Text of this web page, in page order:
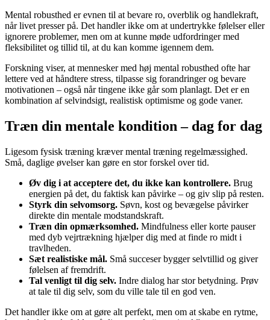
Mental robusthed er evnen til at bevare ro, overblik og handlekraft,
når livet presser på. Det handler ikke om at undertrykke følelser eller
ignorere problemer, men om at kunne møde udfordringer med
fleksibilitet og tillid til, at du kan komme igennem dem.
Forskning viser, at mennesker med høj mental robusthed ofte har
lettere ved at håndtere stress, tilpasse sig forandringer og bevare
motivationen – også når tingene ikke går som planlagt. Det er en
kombination af selvindsigt, realistisk optimisme og gode vaner.
Træn din mentale kondition – dag for dag
Ligesom fysisk træning kræver mental træning regelmæssighed.
Små, daglige øvelser kan gøre en stor forskel over tid.
Øv dig i at acceptere det, du ikke kan kontrollere. Brug
energien på det, du faktisk kan påvirke – og giv slip på resten.
Styrk din selvomsorg. Søvn, kost og bevægelse påvirker
direkte din mentale modstandskraft.
Træn din opmærksomhed. Mindfulness eller korte pauser
med dyb vejrtrækning hjælper dig med at finde ro midt i
travlheden.
Sæt realistiske mål. Små succeser bygger selvtillid og giver
følelsen af fremdrift.
Tal venligt til dig selv. Indre dialog har stor betydning. Prøv
at tale til dig selv, som du ville tale til en god ven.
Det handler ikke om at gøre alt perfekt, men om at skabe en rytme,